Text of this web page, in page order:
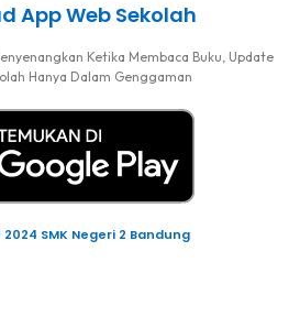
App Web Sekolah
Ketika Membaca Buku, Update
Hanya Dalam Genggaman
SMK Negeri 2 Bandung